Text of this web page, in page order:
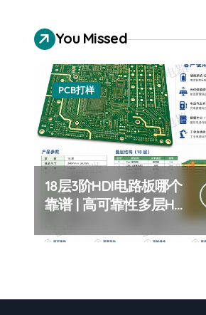
You Missed
PCB打样
18层3阶HDI电路板哪个
靠谱 | 高可靠性多层HDI
HDI板定制